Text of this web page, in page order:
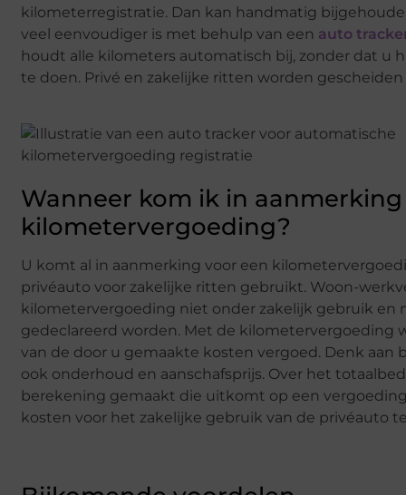
kilometerregistratie. Dan kan handmatig
veel eenvoudiger is met behulp van een auto
houdt alle kilometers automatisch bij, zonder dat u
te doen. Privé en zakelijke ritten worden gescheiden
Wanneer kom ik in
kilometervergoeding?
U komt al in aanmerking voor een
privéauto voor zakelijke ritten gebruikt. Woon-
kilometervergoeding niet onder zakelijk gebruik en
gedeclareerd worden. Met de kilometervergoeding
van de door u gemaakte kosten vergoed. Denk aan
ook onderhoud en aanschafsprijs. Over het
berekening gemaakt die uitkomt op een
kosten voor het zakelijke gebruik van de privéauto